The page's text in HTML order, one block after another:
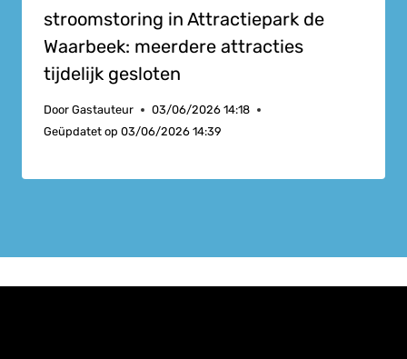
stroomstoring in Attractiepark de
Waarbeek: meerdere attracties
tijdelijk gesloten
Door Gastauteur
03/06/2026 14:18
Geüpdatet op 03/06/2026 14:39